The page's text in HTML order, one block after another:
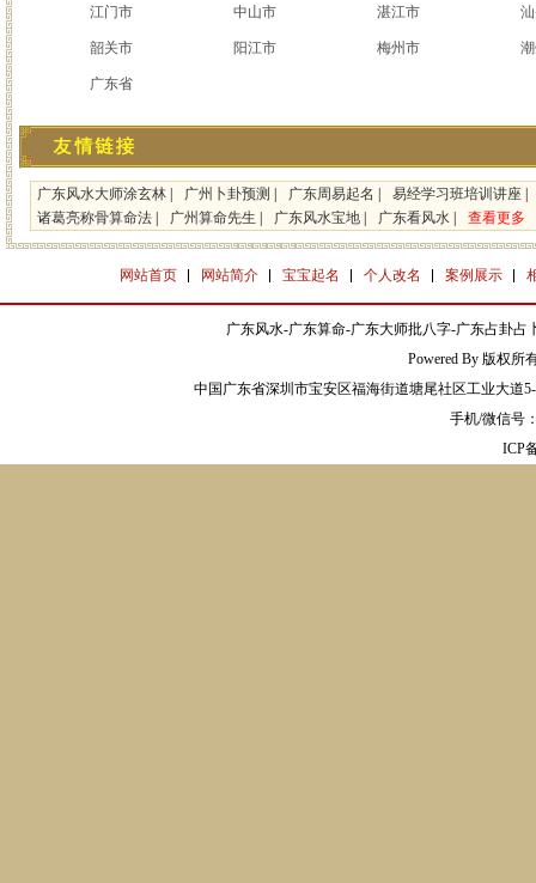
江门市 中山市 湛江市
韶关市 阳江市 梅州市
广东省
广东风水大师涂玄林 广州卜卦预测 广东周易起名 易经学习班培训讲座
诸葛亮称骨算命法
广州算命先生 广东风水宝地 广东看风水 查看更多
网站首页 网站简介 宝宝起名 个人改名 案例展示
广东风水-广东算命-广东大师批八字-广东占卦
Powered By 版权所
中国广东省深圳市宝安区福海街道塘尾社区工业大道
手机/微信号
ICP